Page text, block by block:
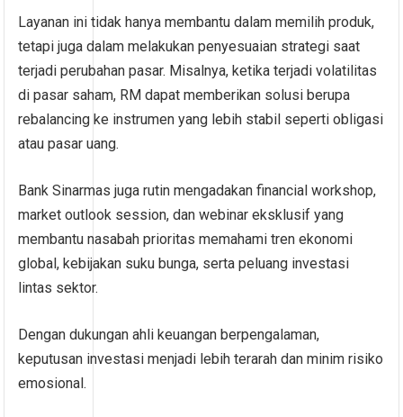
Layanan ini tidak hanya membantu dalam memilih produk,
tetapi juga dalam melakukan penyesuaian strategi saat
terjadi perubahan pasar. Misalnya, ketika terjadi volatilitas
di pasar saham, RM dapat memberikan solusi berupa
rebalancing ke instrumen yang lebih stabil seperti obligasi
atau pasar uang.
Bank Sinarmas juga rutin mengadakan financial workshop,
market outlook session, dan webinar eksklusif yang
membantu nasabah prioritas memahami tren ekonomi
global, kebijakan suku bunga, serta peluang investasi
lintas sektor.
Dengan dukungan ahli keuangan berpengalaman,
keputusan investasi menjadi lebih terarah dan minim risiko
emosional.